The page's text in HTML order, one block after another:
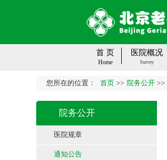
首 页
Home
医院概况
Survey
您所在的位置： 首页 >> 院务公开 >>
院务公开
医院规章
通知公告